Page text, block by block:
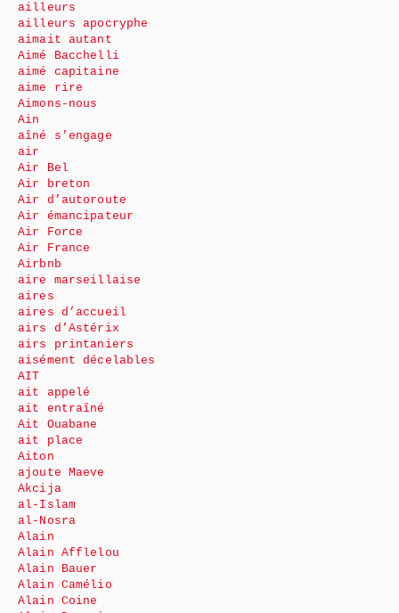
ailleurs
ailleurs apocryphe
aimait autant
Aimé Bacchelli
aimé capitaine
aime rire
Aimons-nous
Ain
aîné s’engage
air
Air Bel
Air breton
Air d’autoroute
Air émancipateur
Air Force
Air France
Airbnb
aire marseillaise
aires
aires d’accueil
airs d’Astérix
airs printaniers
aisément décelables
AIT
ait appelé
ait entraîné
Ait Ouabane
ait place
Aiton
ajoute Maeve
Akcija
al-Islam
al-Nosra
Alain
Alain Afflelou
Alain Bauer
Alain Camélio
Alain Coine